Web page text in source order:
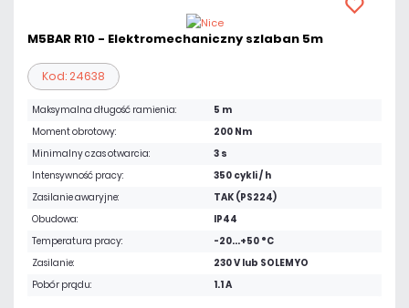
M5BAR R10 - Elektromechaniczny szlaban 5m
Kod: 24638
Maksymalna długość ramienia:
5 m
Moment obrotowy:
200 Nm
Minimalny czas otwarcia:
3 s
Intensywność pracy:
350 cykli / h
Zasilanie awaryjne:
TAK (PS224)
Obudowa:
IP44
Temperatura pracy:
-20...+50 °C
Zasilanie:
230 V lub SOLEMYO
Pobór prądu:
1.1 A